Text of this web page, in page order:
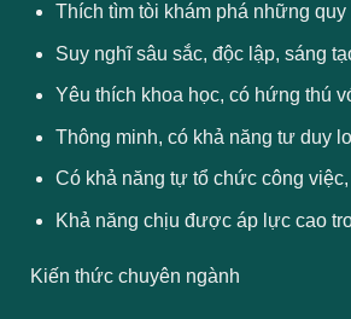
Thích tìm tòi khám phá những
Suy nghĩ sâu sắc, độc lập, sáng
Yêu thích khoa học, có hứng thú
Thông minh, có khả năng tư duy
Có khả năng tự tổ chức công
Khả năng chịu được áp lực cao
Kiến thức chuyên ngành